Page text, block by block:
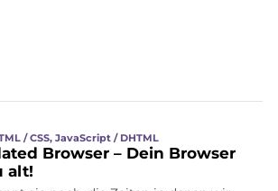
/ CSS,JavaScript / DHTML
Browser – Dein Browser
alt!